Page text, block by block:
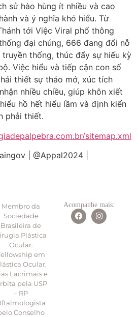
sử hào hùng ít nhiều và cao
và ý nghĩa khó hiểu. Từ
tới Việc Viral phổ thông
đại chúng, 666 đang đổi nỗ
thống, thúc đẩy sự hiếu kỳ
Việc hiểu và tiếp cận con số
thiết sự tháo mở, xúc tích
nhiều chiều, giúp khôn xiết
hồ hết hiểu lầm và định kiến
phải thiết.
sitemap.xml
| @Appal2024 |
Membro da
Sociedade
Brasileira de
Plástica
Ocular.
em
Ocular,
Lacrimais e
pela USP
– RP
Conselho
Acompanhe mais: